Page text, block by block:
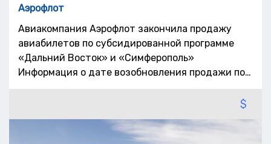
Аэрофлот
Авиакомпания Аэрофлот закончила продажу
авиабилетов по субсидированной программе
«Дальний Восток» и «Симферополь»
Информация о дате возобновления продажи по…
$